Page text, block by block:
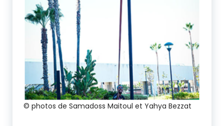
© photos de Samadoss Maitoul et Yahya Bezzat